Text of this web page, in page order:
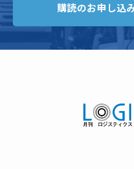
購読のお申し込